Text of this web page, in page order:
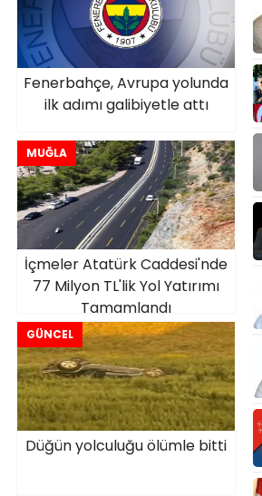
Fenerbahçe, Avrupa yolunda
ilk adımı galibiyetle attı
MUĞLA
İçmeler Atatürk Caddesi'nde
77 Milyon TL'lik Yol Yatırımı
Tamamlandı
GÜNCEL
Düğün yolculuğu ölümle bitti